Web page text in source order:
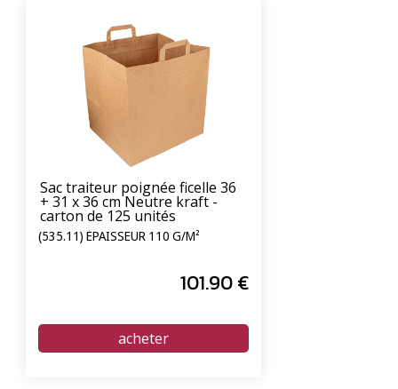
Sac traiteur poignée ficelle 36
+ 31 x 36 cm Neutre kraft -
carton de 125 unités
(535.11) ÉPAISSEUR 110 G/M²
101.90€